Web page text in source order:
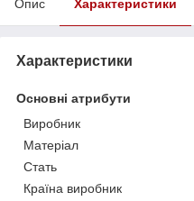
Опис Характеристики
Характеристики
Основні атрибути
Виробник
Матеріал
Стать
Країна виробник